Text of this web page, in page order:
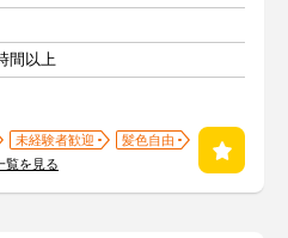
間以上
未経験者歓迎
髪色自由
覧を見る